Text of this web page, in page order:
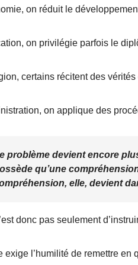
on réduit le
on privilégie parfois le
certains récitent des
on applique des
problème devient encore
qu’une
elle, devient
donc pas seulement
exige l’humilité de remettre en